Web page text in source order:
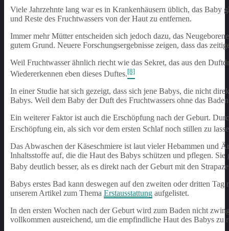
Viele Jahrzehnte lang war es in Krankenhäusern üblich, das Baby
und Reste des Fruchtwassers von der Haut zu entfernen.
Immer mehr Mütter entscheiden sich jedoch dazu, das
gutem Grund. Neuere Forschungsergebnisse zeigen, dass das
Weil Fruchtwasser ähnlich riecht wie das Sekret, das aus den
Wiedererkennen eben dieses Duftes.[8]
In einer Studie hat sich gezeigt, dass sich jene Babys, die nicht
Babys. Weil dem Baby der Duft des Fruchtwassers ohne das
Ein weiterer Faktor ist auch die Erschöpfung nach der Geburt.
Erschöpfung ein, als sich vor dem ersten Schlaf noch stillen zu
Das Abwaschen der Käseschmiere ist laut vieler Hebammen und
Inhaltsstoffe auf, die die Haut des Babys schützen und pflegen.
Baby deutlich besser, als es direkt nach der Geburt mit den
Babys erstes Bad kann deswegen auf den zweiten oder dritten
unserem Artikel zum Thema Erstausstattung aufgelistet.
In den ersten Wochen nach der Geburt wird zum Baden nicht
vollkommen ausreichend, um die empfindliche Haut des Babys zu